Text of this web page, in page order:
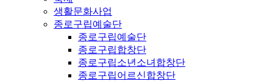
생활문화사업
종로구립예술단
종로구립예술단
종로구립합창단
종로구립소년소녀합창단
종로구립어르신합창단